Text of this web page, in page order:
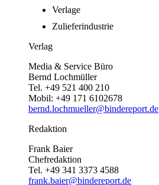
Verlage
Zulieferindustrie
Verlag
Media & Service Büro
Bernd Lochmüller
Tel. +49 521 400 210
Mobil: +49 171 6102678
bernd.lochmueller@bindereport.de
Redaktion
Frank Baier
Chefredaktion
Tel. +49 341 3373 4588
frank.baier@bindereport.de